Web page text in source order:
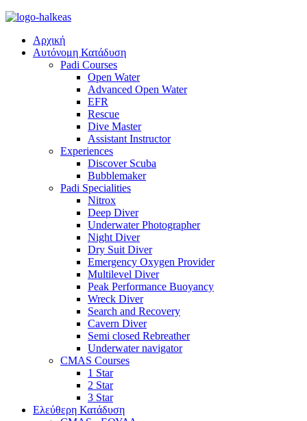
Αρχική
Αυτόνομη Κατάδυση
Padi Courses
Open Water
Advanced Open Water
EFR
Rescue
Dive Master
Assistant Instructor
Experiences
Discover Scuba
Bubblemaker
Padi Specialities
Nitrox
Deep Diver
Underwater Photographer
Night Diver
Dry Suit Diver
Emergency Oxygen Provider
Multilevel Diver
Peak Performance Buoyancy
Wreck Diver
Search and Recovery
Cavern Diver
Semi closed Rebreather
Underwater navigator
CMAS Courses
1 Star
2 Star
3 Star
Ελεύθερη Κατάδυση